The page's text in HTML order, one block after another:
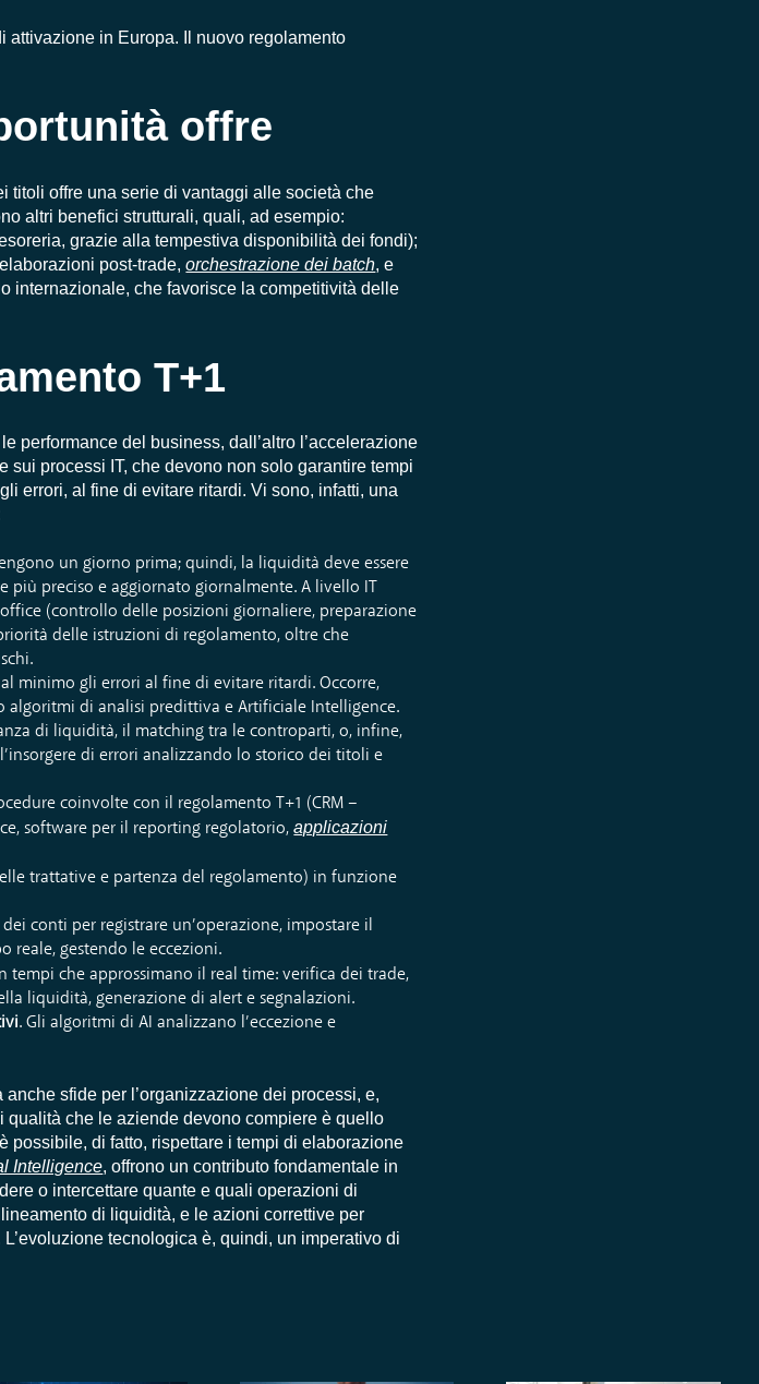
in Europa. Il nuovo regolamento
offre
titoli offre una serie di vantaggi alle società che
altri benefici strutturali, quali, ad esempio:
grazie alla tempestiva disponibilità dei fondi);
post-trade,orchestrazione dei batch, e
internazionale, che favorisce la competitività delle
T+1
performance del business, dall’altro l’accelerazione
processi IT, che devono non solo garantire tempi
errori, al fine di evitare ritardi. Vi sono, infatti, una
un giorno prima; quindi, la liquidità deve essere
più preciso e aggiornato giornalmente. A livello IT
(controllo delle posizioni giornaliere, preparazione
delle istruzioni di regolamento, oltre che
minimo gli errori al fine di evitare ritardi. Occorre,
algoritmi di analisi predittiva e Artificiale Intelligence.
di liquidità, il matching tra le controparti, o, infine,
di errori analizzando lo storico dei titoli e
coinvolte con il regolamento T+1 (CRM –
software per il reporting regolatorio,applicazioni
trattative e partenza del regolamento) in funzione
conti per registrare un’operazione, impostare il
reale, gestendo le eccezioni.
tempi che approssimano il real time: verifica dei trade,
liquidità, generazione di alert e segnalazioni.
. Gli algoritmi di AI analizzano l’eccezione e
sfide per l’organizzazione dei processi, e,
qualità che le aziende devono compiere è quello
di fatto, rispettare i tempi di elaborazione
Intelligence, offrono un contributo fondamentale in
o intercettare quante e quali operazioni di
di liquidità, e le azioni correttive per
tecnologica è, quindi, un imperativo di